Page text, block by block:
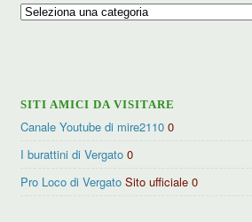
Ricerca
SITI AMICI DA VISITARE
Canale Youtube di mire2110 0
I burattini di Vergato 0
Pro Loco di Vergato Sito ufficiale 0